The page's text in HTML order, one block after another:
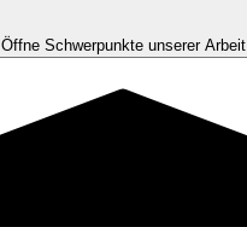
Öffne Schwerpunkte unserer Arbeit